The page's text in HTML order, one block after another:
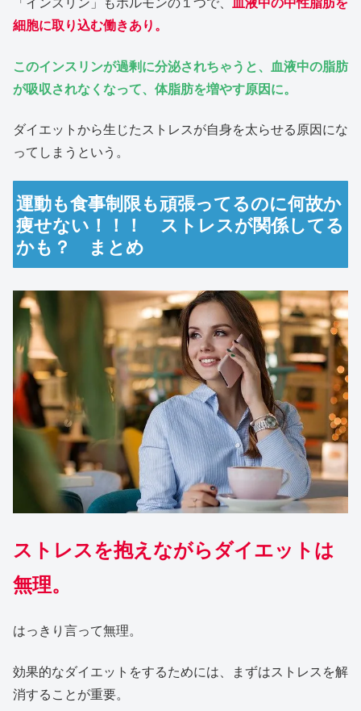
細胞に取り込む働きあり。
このインスリンが過剰に分泌されちゃうと、血液中の脂肪
が吸収されなくなって、体脂肪を増やす原因に。
ダイエットから生じたストレスが自身を太らせる原因にな
ってしまうという。
運動も食事制限も頑張ってるのに何故か
痩せない！！！ ストレスが関係してる
かも？ まとめ
ストレスを抱えながらダイエットは
無理。
はっきり言って無理。
効果的なダイエットをするためには、まずはストレスを解
消することが重要。